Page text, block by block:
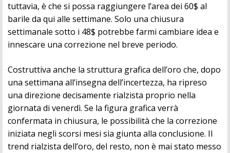
tuttavia, è che si possa raggiungere l’area dei 60$ al
barile da qui alle settimane. Solo una chiusura
settimanale sotto i 48$ potrebbe farmi cambiare idea e
innescare una correzione nel breve periodo.
Costruttiva anche la struttura grafica dell’oro che, dopo
una settimana all’insegna dell’incertezza, ha ripreso
una direzione decisamente rialzista proprio nella
giornata di venerdì. Se la figura grafica verrà
confermata in chiusura, le possibilità che la correzione
iniziata negli scorsi mesi sia giunta alla conclusione. Il
trend rialzista dell’oro, del resto, non è mai stato messo